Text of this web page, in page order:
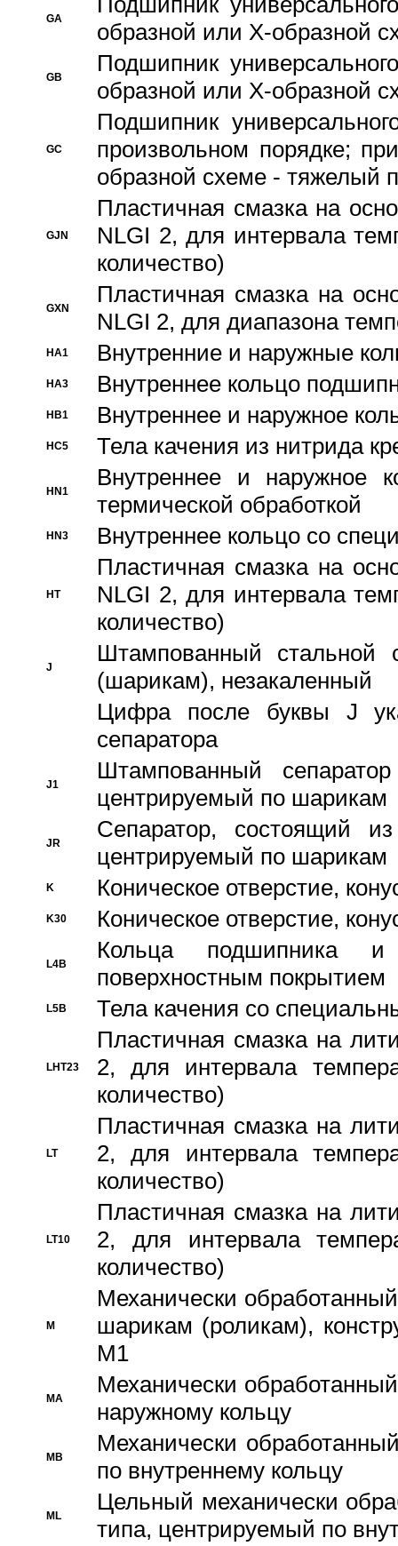
GA
образной или Х-образной
GB
Подшипник
образной или Х-образной
GC
Подшипник
произвольном порядке;
образной схеме - тяжелый
GJN
Пластичная смазка на
NLGI 2, для интервала
количество)
GXN
Пластичная смазка на
NLGI 2, для диапазона
HA1 Внутренние и наружные
HA3 Bнутреннее кольцо
HB1 Bнутреннее и наружное
HC5 Тела качения из нитрида
HN1
Bнутреннее и наружное
термической обработкой
HN3 Внутреннее кольцо со
HT
Пластичная смазка на
NLGI 2, для интервала
количество)
J
Штампованный стальной
(шарикам), незакаленный
Цифра после буквы J
сепаратора
J1
Штампованный
центрируемый по шарикам
JR
Сепаратор, состоящий
центрируемый по шарикам
K Коническое отверстие,
K30 Коническое отверстие,
L4B
Кольца подшипника
поверхностным покрытием
L5B Тела качения со
LHT23
Пластичная смазка на
2, для интервала
количество)
LT
Пластичная смазка на
2, для интервала
количество)
LT10
Пластичная смазка на
2, для интервала
количество)
M
Механически
шарикам (роликам),
M1
MA
Механически
наружному кольцу
MB
Механически
по внутреннему кольцу
ML
Цельный механически
типа, центрируемый по